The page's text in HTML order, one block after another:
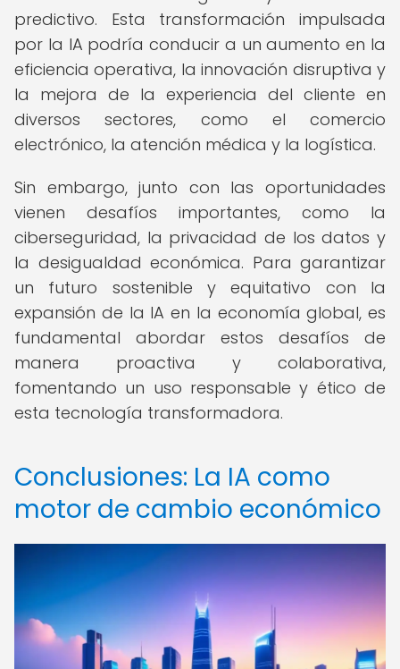
predictivo. Esta transformación impulsada
por la IA podría conducir a un aumento en la
eficiencia operativa, la innovación disruptiva y
la mejora de la experiencia del cliente en
diversos sectores, como el comercio
electrónico, la atención médica y la logística.
Sin embargo, junto con las oportunidades
vienen desafíos importantes, como la
ciberseguridad, la privacidad de los datos y
la desigualdad económica. Para garantizar
un futuro sostenible y equitativo con la
expansión de la IA en la economía global, es
fundamental abordar estos desafíos de
manera proactiva y colaborativa,
fomentando un uso responsable y ético de
esta tecnología transformadora.
Conclusiones: La IA como
motor de cambio económico